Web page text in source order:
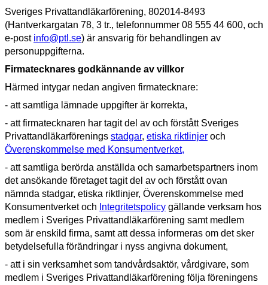
Sveriges Privattandläkarförening, 802014-8493
(Hantverkargatan 78, 3 tr., telefonnummer 08 555 44 600, och
e-post info@ptl.se) är ansvarig för behandlingen av
personuppgifterna.
Firmatecknares godkännande av villkor
Härmed intygar nedan angiven firmatecknare:
- att samtliga lämnade uppgifter är korrekta,
- att firmatecknaren har tagit del av och förstått Sveriges
Privattandläkarförenings stadgar, etiska riktlinjer och
Överenskommelse med Konsumentverket,
- att samtliga berörda anställda och samarbetspartners inom
det ansökande företaget tagit del av och förstått ovan
nämnda stadgar, etiska riktlinjer, Överenskommelse med
Konsumentverket och Integritetspolicy gällande verksam hos
medlem i Sveriges Privattandläkarförening samt medlem
som är enskild firma, samt att dessa informeras om det sker
betydelsefulla förändringar i nyss angivna dokument,
- att i sin verksamhet som tandvårdsaktör, vårdgivare, som
medlem i Sveriges Privattandläkarförening följa föreningens